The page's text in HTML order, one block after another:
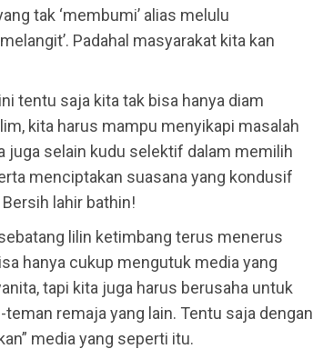
tak ‘membumi’ alias melulu
Padahal masyarakat kita kan
tentu saja kita tak bisa hanya diam
kita harus mampu menyikapi masalah
juga selain kudu selektif dalam memilih
menciptakan suasana yang kondusif
lahir bathin!
lilin ketimbang terus menerus
hanya cukup mengutuk media yang
tapi kita juga harus berusaha untuk
remaja yang lain. Tentu saja dengan
media yang seperti itu.